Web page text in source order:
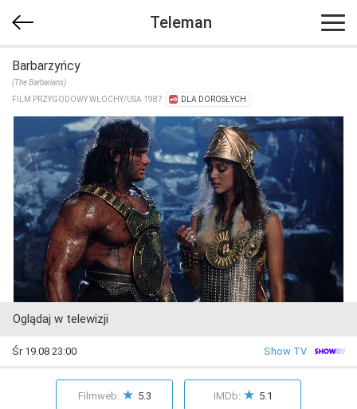
Teleman
Barbarzyńcy
(The Barbarians)
FILM PRZYGODOWY WŁOCHY/​USA 1987
DLA DOROSŁYCH
Oglądaj w telewizji
Śr 19.08 23:00 Show TV
Filmweb: ★ 5.3 IMDb: ★ 5.1